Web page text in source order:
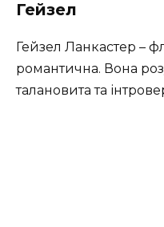
Гейзел
Гейзел Ланкастер –
романтична. Вона
талановита та